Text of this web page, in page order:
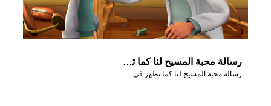
رسالة محبة المسيح لنا كما تظهر في مشاهد من حلقة: في البدء